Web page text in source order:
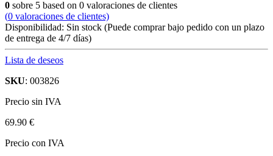
0 sobre 5 based on 0 valoraciones de clientes
(0 valoraciones de clientes)
Disponibilidad: Sin stock (Puede comprar bajo pedido con un plazo
de entrega de 4/7 días)
Lista de deseos
SKU: 003826
Precio sin IVA
69.90 €
Precio con IVA